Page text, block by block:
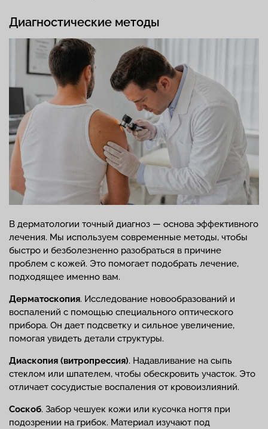
Диагностические методы
В дерматологии точный диагноз — основа эффективного
лечения. Мы используем современные методы, чтобы
быстро и безболезненно разобраться в причине
проблем с кожей. Это помогает подобрать лечение,
подходящее именно вам.
Дерматоскопия. Исследование новообразований и
воспалений с помощью специального оптического
прибора. Он дает подсветку и сильное увеличение,
помогая увидеть детали структуры.
Диаскопия (витропрессия). Надавливание на сыпь
стеклом или шпателем, чтобы обескровить участок. Это
отличает сосудистые воспаления от кровоизлияний.
Соскоб. Забор чешуек кожи или кусочка ногтя при
подозрении на грибок. Материал изучают под